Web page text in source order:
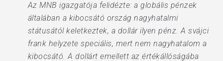
Az MNB igazgatója felidézte: a globális pénzek
általában a kibocsátó ország nagyhatalmi
státusától keletkeztek, a dollár ilyen pénz. A svájci
frank helyzete speciális, mert nem nagyhatalom a
kibocsátó. A dollárt emellett az értékállóságába